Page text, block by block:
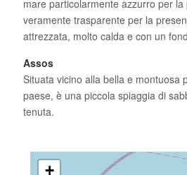
mare particolarmente azzurro per
veramente trasparente per la
attrezzata, molto calda e con un
Assos
Situata vicino alla bella e montuosa
paese, è una piccola spiaggia di
tenuta.
+